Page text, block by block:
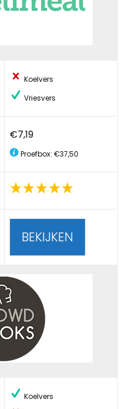
Koelvers
Vriesvers
€7,19
Proefbox: €37,50
BEKIJKEN
Koelvers